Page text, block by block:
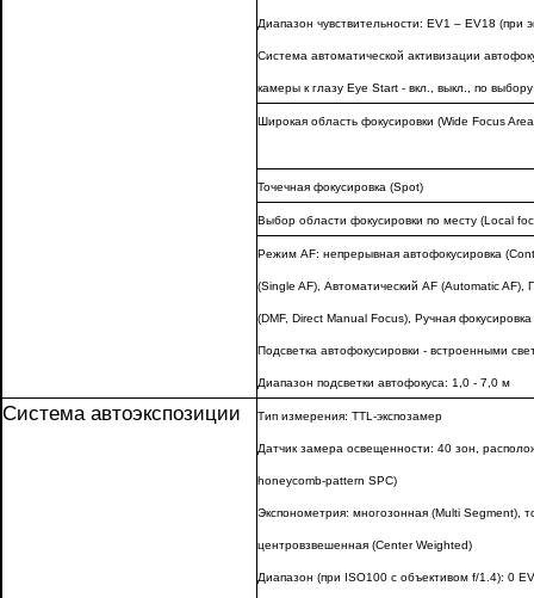
Диапазон чувствительности: EV1 – EV18 (при
Система автоматической активизации
камеры к глазу Eye Start - вкл., выкл., по выбору
Широкая область фокусировки (Wide Focus
Точечная фокусировка (Spot)
Выбор области фокусировки по месту (Local
Режим AF: непрерывная автофокусировка
(Single AF), Автоматический AF (Automatic AF),
(DMF, Direct Manual Focus), Ручная
Подсветка автофокусировки - встроенными
Диапазон подсветки автофокуса: 1,0 - 7,0 м
Система автоэкспозиции Тип измерения: TTL-экспозамер
Датчик замера освещенности: 40 зон,
honeycomb-pattern SPC)
Экспонометрия: многозонная (Multi Segment),
центровзвешенная (Center Weighted)
Диапазон (при ISO100 с объективом f/1.4): 0